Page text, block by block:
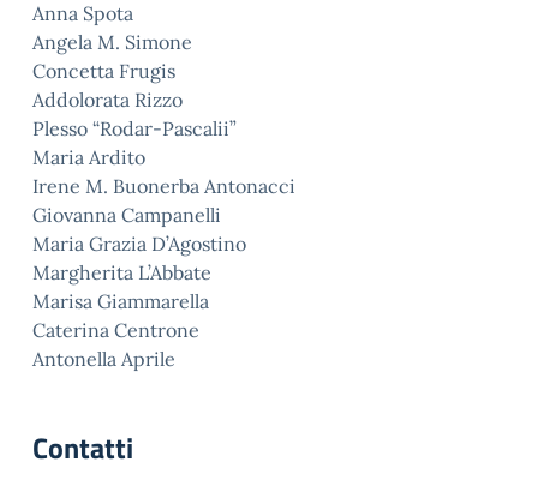
Anna Spota
Angela M. Simone
Concetta Frugis
Addolorata Rizzo
Plesso “Rodar-Pascalii”
Maria Ardito
Irene M. Buonerba Antonacci
Giovanna Campanelli
Maria Grazia D’Agostino
Margherita L’Abbate
Marisa Giammarella
Caterina Centrone
Antonella Aprile
Contatti